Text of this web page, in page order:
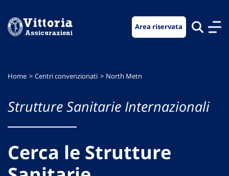
menu
contenuto
footer
Area riservata
Home Centri convenzionati North Metn
Strutture Sanitarie Internazionali
Cerca le Strutture